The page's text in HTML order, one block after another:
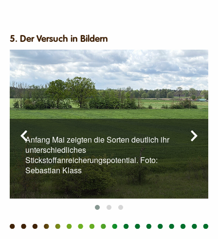
5. Der Versuch in Bildern
Anfang Mai zeigten die Sorten deutlich ihr
unterschiedliches
Stickstoffanreicherungspotential. Foto:
Sebastian Klass